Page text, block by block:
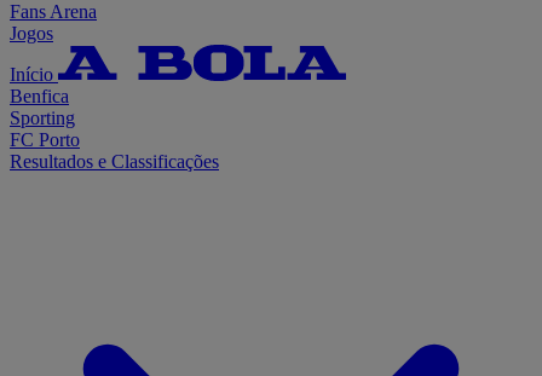
Fans Arena
Jogos
Início
Benfica
Sporting
FC Porto
Resultados e Classificações